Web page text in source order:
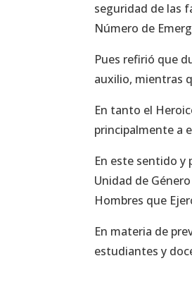
seguridad de las
Número de
Pues refirió que
auxilio, mientras
En tanto el
principalmente a
En este sentido y
Unidad de
Hombres que
En materia de
estudiantes y